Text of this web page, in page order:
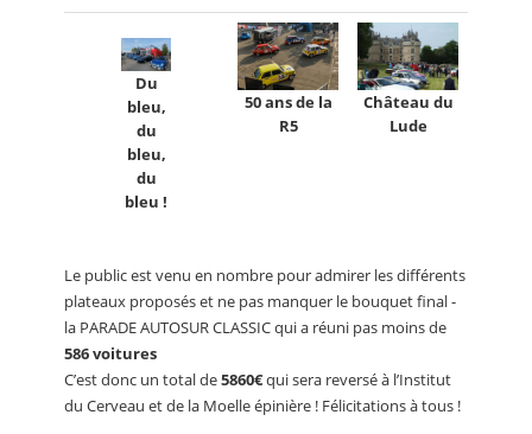
Du
bleu,
du
bleu,
du
bleu !
50 ans de la
R5
Château du
Lude
Le public est venu en nombre pour admirer les différents
plateaux proposés et ne pas manquer le bouquet final -
la PARADE AUTOSUR CLASSIC qui a réuni pas moins de
586 voitures
C’est donc un total de5860€qui sera reversé à l’Institut
du Cerveau et de la Moelle épinière ! Félicitations à tous !